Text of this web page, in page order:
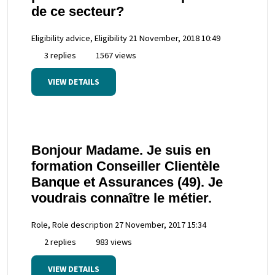
de ce secteur?
Eligibility advice, Eligibility 21 November, 2018 10:49
3 replies
1567 views
VIEW DETAILS
Bonjour Madame. Je suis en
formation Conseiller Clientèle
Banque et Assurances (49). Je
voudrais connaître le métier.
Role, Role description 27 November, 2017 15:34
2 replies
983 views
VIEW DETAILS